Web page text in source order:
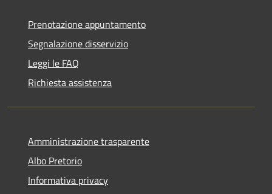
Prenotazione appuntamento
Segnalazione disservizio
Leggi le FAQ
Richiesta assistenza
Amministrazione trasparente
Albo Pretorio
Informativa privacy